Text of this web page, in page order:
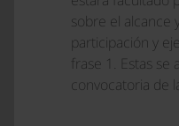
sobre el alcance
participación y
frase 1. Estas se
convocatoria de